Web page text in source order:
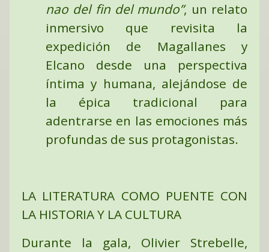
nao del fin del mundo”, un relato
inmersivo que revisita la
expedición de Magallanes y
Elcano desde una perspectiva
íntima y humana, alejándose de
la épica tradicional para
adentrarse en las emociones más
profundas de sus protagonistas.
LA LITERATURA COMO PUENTE CON
LA HISTORIA Y LA CULTURA
Durante la gala, Olivier Strebelle,